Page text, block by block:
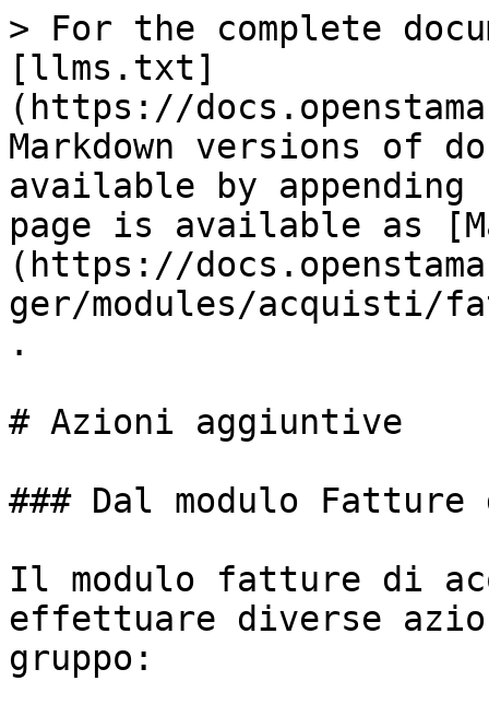
> For the complete
[llms.txt]
(https://
Markdown versions of
available by
page is available as
(https://
ger/modules/acquisti/
.
# Azioni aggiuntive
### Dal modulo
Il modulo fatture di
effettuare diverse
gruppo: